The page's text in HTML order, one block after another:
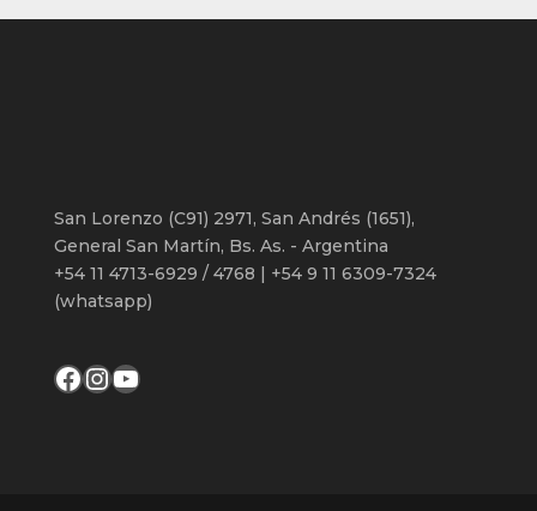
San Lorenzo (C91) 2971, San Andrés (1651),
General San Martín, Bs. As. - Argentina
+54 11 4713-6929 / 4768 | +54 9 11 6309-7324
(whatsapp)
Facebook
Instagram
YouTube